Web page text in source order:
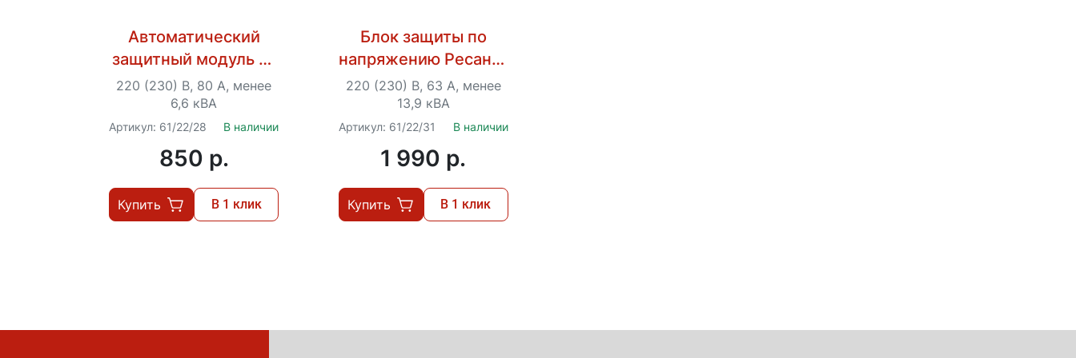
Автоматический
защитный модуль от
повышенного/
пониженного
напряжения Ресанта
АЗМ-40A
220 (230) В, 80 А, менее
6,6 кВА
Артикул: 61/22/28 В наличии
850 p.
Купить В 1 клик
Блок защиты по
напряжению Ресанта
АЗМ-63АРД
регулируемый (с
дисплеем)
220 (230) В, 63 А, менее
13,9 кВА
Артикул: 61/22/31 В наличии
1 990 p.
Купить В 1 клик